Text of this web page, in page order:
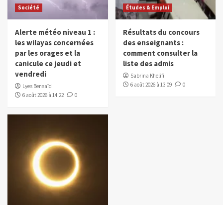
Société
Alerte météo niveau 1 :
les wilayas concernées
par les orages et la
canicule ce jeudi et
vendredi
Lyes Bensaïd
6 août 2026 à 14:22
0
Études & Emploi
Résultats du concours
des enseignants :
comment consulter la
liste des admis
Sabrina Khelifi
6 août 2026 à 13:09
0